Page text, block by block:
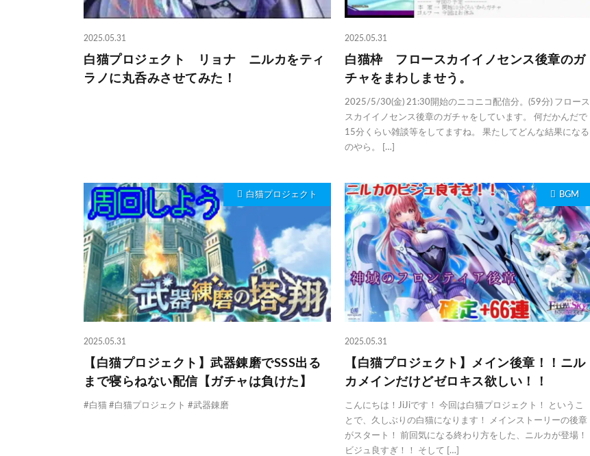
2025.05.31
白猫プロジェクト リョナ ニルカをティ
ラノに丸呑みさせてみた！
2025.05.31
白猫枠 フロースカイイノセンス後章のガ
チャをまわしませう。
2025/5/30(金) 21:30開始のニコニコ配信分。(59分) フロース
スカイイノセンス後章のガチャをしています。 何だかんだで
15分くらい雑談等をしてますね。 果たしてどんな結果になる
のやら。 […]
白猫プロジェクト
2025.05.31
【白猫プロジェクト】武器錬磨でSSS出る
まで寝らねない配信【ガチャは負けた】
#白猫 #白猫プロジェクト #武器錬磨
BGM
2025.05.31
【白猫プロジェクト】メイン後章！！ニル
カメインだけどゼロキス欲しい！！
こんにちは！JiJiです！ 今回は白猫プロジェクト！ というこ
とで、久しぶりの白猫になります！ メインストーリーの後章
がスタート！ 前回気になる終わり方をした、ニルカが登場！
ビジュ良すぎ！！ そして […]